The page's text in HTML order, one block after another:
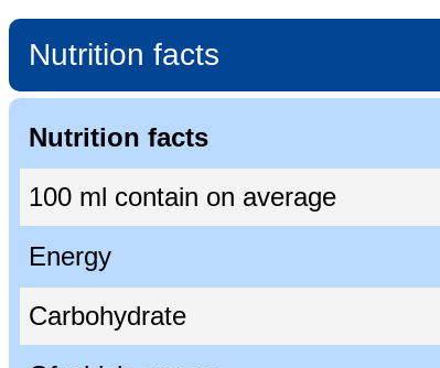
Nutrition facts
Nutrition facts
100 ml contain on average
Energy
Carbohydrate